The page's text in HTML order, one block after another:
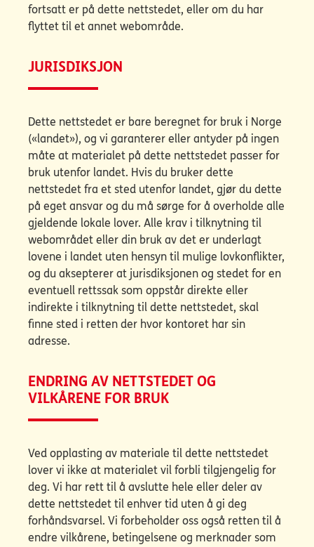
fortsatt er på dette nettstedet, eller om du har
flyttet til et annet webområde.
JURISDIKSJON
Dette nettstedet er bare beregnet for bruk i Norge
(«landet»), og vi garanterer eller antyder på ingen
måte at materialet på dette nettstedet passer for
bruk utenfor landet. Hvis du bruker dette
nettstedet fra et sted utenfor landet, gjør du dette
på eget ansvar og du må sørge for å overholde alle
gjeldende lokale lover. Alle krav i tilknytning til
webområdet eller din bruk av det er underlagt
lovene i landet uten hensyn til mulige lovkonflikter,
og du aksepterer at jurisdiksjonen og stedet for en
eventuell rettssak som oppstår direkte eller
indirekte i tilknytning til dette nettstedet, skal
finne sted i retten der hvor kontoret har sin
adresse.
ENDRING AV NETTSTEDET OG
VILKÅRENE FOR BRUK
Ved opplasting av materiale til dette nettstedet
lover vi ikke at materialet vil forbli tilgjengelig for
deg. Vi har rett til å avslutte hele eller deler av
dette nettstedet til enhver tid uten å gi deg
forhåndsvarsel. Vi forbeholder oss også retten til å
endre vilkårene, betingelsene og merknader som